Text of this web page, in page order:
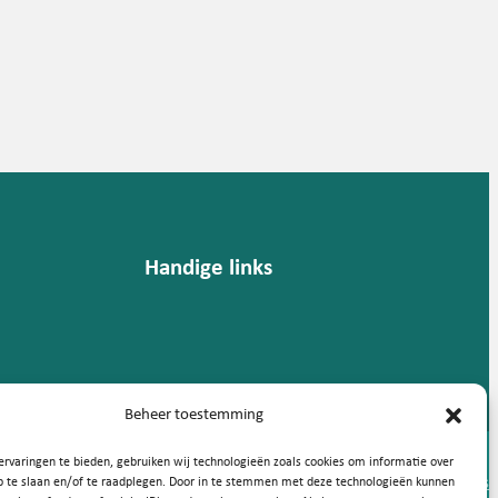
Beheer toestemming
te bieden, gebruiken wij technologieën zoals cookies om informatie over
te slaan en/of te raadplegen. Door in te stemmen met deze technologieën kunnen
Handige links
Privacy statementCookies